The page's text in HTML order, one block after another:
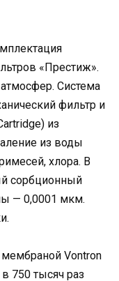
«Престиж».
Система
фильтр и
из
из воды
хлора. В
сорбционный
— 0,0001 мкм.
Vontron
750 тысяч раз